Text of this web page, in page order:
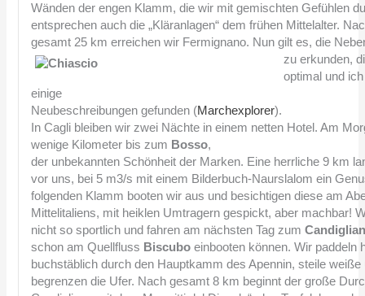
Wänden der engen Klamm, die wir mit gemischten Gefühlen
entsprechen auch die „Kläranlagen“ dem frühen Mittelalter.
gesamt 25 km erreichen wir Fermignano. Nun gilt es, die
zu erkunden,
optimal und
einige
Neubeschreibungen gefunden (Marchexplorer).
In Cagli bleiben wir zwei Nächte in einem netten Hotel. Am
wenige Kilometer bis zum Bosso,
der unbekannten Schönheit der Marken. Eine herrliche 9 km
vor uns, bei 5 m3/s mit einem Bilderbuch-Naurslalom ein
folgenden Klamm booten wir aus und besichtigen diese am
Mittelitaliens, mit heiklen Umtragern gespickt, aber machbar!
nicht so sportlich und fahren am nächsten Tag zum
schon am Quellfluss Biscubo einbooten können. Wir paddeln
buchstäblich durch den Hauptkamm des Apennin, steile
begrenzen die Ufer. Nach gesamt 8 km beginnt der große